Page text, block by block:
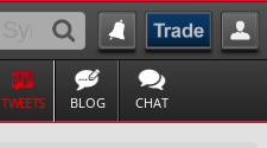
TWEETS BLOG CHAT